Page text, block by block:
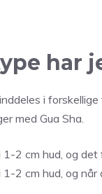
har
i
med Gua Sha.
2 cm hud, og det
2 cm hud, og